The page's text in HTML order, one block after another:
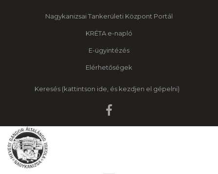
Nagykanizsai Tankerületi Központ Portál
KRÉTA e-napló
E-ügyintézés
Elérhetőségek
Keresés